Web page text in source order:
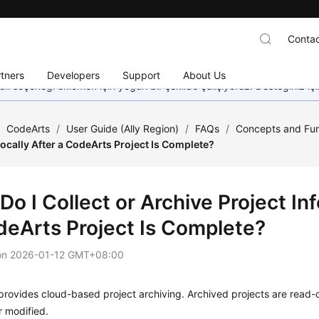
Developers Support About Us
seçeneği eklemek için yoğun bir şekilde çalışıyoruz. Desteğiniz
CodeArts / User Guide (Ally Region) / FAQs / Concepts and
After a CodeArts Project Is Complete?
I Collect or Archive Project
Project Is Complete?
2026-01-12 GMT+08:00
cloud-based project archiving. Archived projects are
modified.